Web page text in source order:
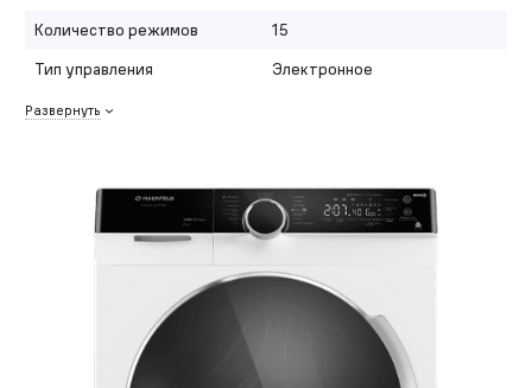
Количество режимов
15
Тип управления
Электронное
Развернуть